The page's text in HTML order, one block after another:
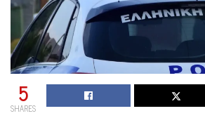
5
SHARES